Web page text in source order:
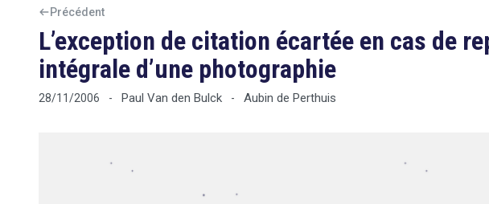
Précédent
L’exception de citation écartée en cas de
intégrale d’une photographie
28/11/2006 - Paul Van den Bulck - Aubin de Perthuis